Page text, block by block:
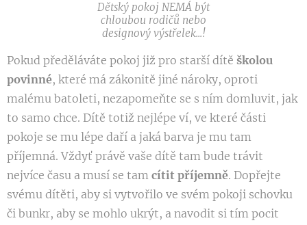
Dětský pokoj NEMÁ být
chloubou rodičů nebo
designový výstřelek...!
Pokud předěláváte pokoj již pro starší dítě školou
povinné, které má zákonitě jiné nároky, oproti
malému batoleti, nezapomeňte se s ním domluvit, jak
to samo chce. Dítě totiž nejlépe ví, ve které části
pokoje se mu lépe daří a jaká barva je mu tam
příjemná. Vždyť právě vaše dítě tam bude trávit
nejvíce času a musí se tam cítit příjemně. Dopřejte
svému dítěti, aby si vytvořilo ve svém pokoji schovku
či bunkr, aby se mohlo ukrýt, a navodit si tím pocit